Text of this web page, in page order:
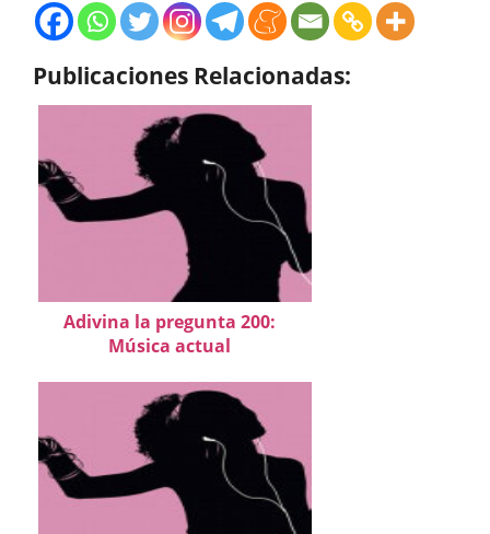
Publicaciones Relacionadas:
Adivina la pregunta 200:
Música actual